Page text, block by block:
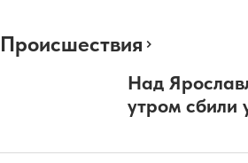
Происшествия
Над
утром